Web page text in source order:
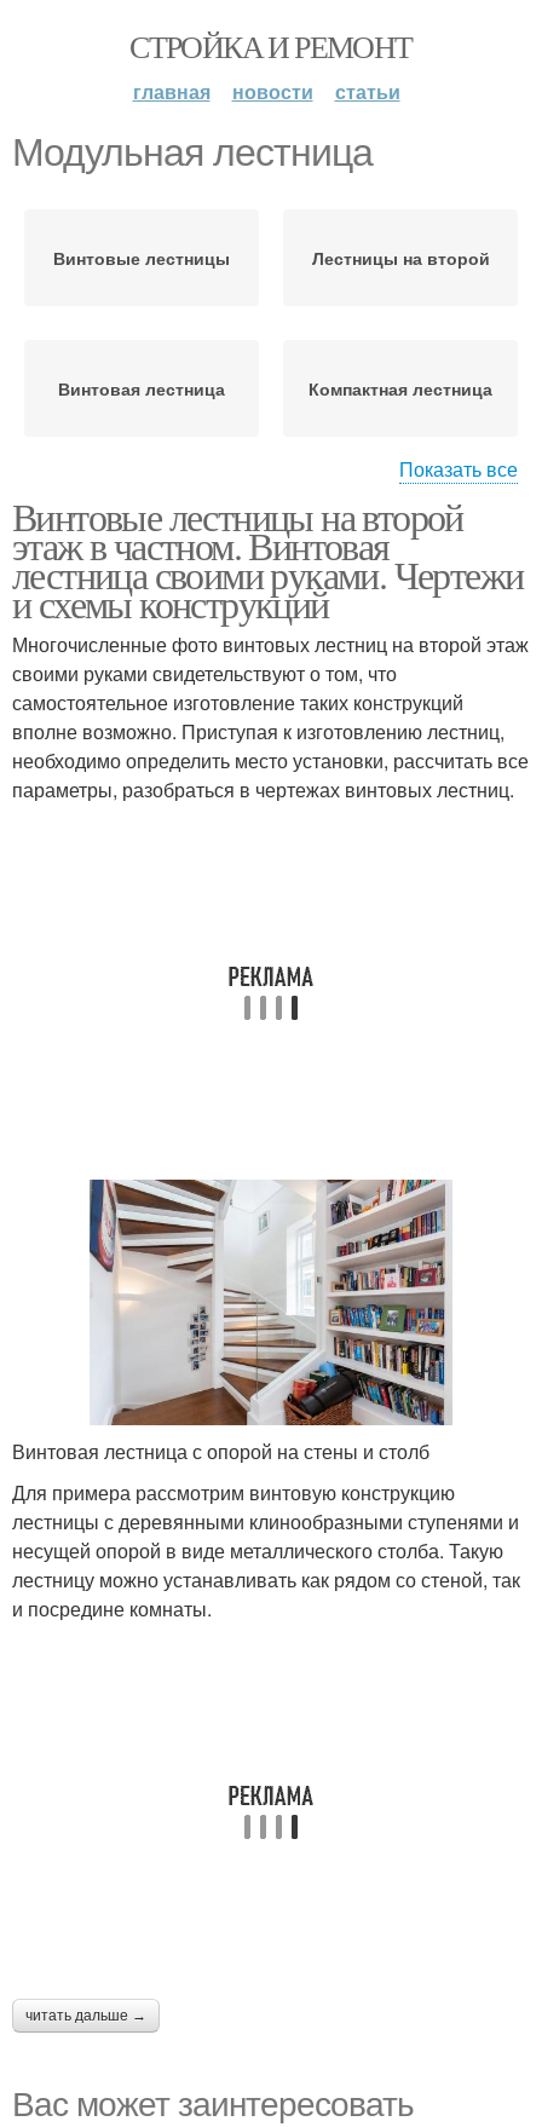
СТРОЙКА И РЕМОНТ
главная новости статьи
Модульная лестница
Винтовые лестницы Лестницы на второй
Винтовая лестница Компактная лестница
Лестница на второй
Лестницы с
деревянными
ступенями
Показать все
Винтовые лестницы на второй
этаж в частном. Винтовая
лестница своими руками. Чертежи
и схемы конструкций
Многочисленные фото винтовых лестниц на второй этаж
своими руками свидетельствуют о том, что
самостоятельное изготовление таких конструкций
вполне возможно. Приступая к изготовлению лестниц,
необходимо определить место установки, рассчитать все
параметры, разобраться в чертежах винтовых лестниц.
Винтовая лестница с опорой на стены и столб
Для примера рассмотрим винтовую конструкцию
лестницы с деревянными клинообразными ступенями и
несущей опорой в виде металлического столба. Такую
лестницу можно устанавливать как рядом со стеной, так
и посредине комнаты.
читать дальше →
Вас может заинтересовать